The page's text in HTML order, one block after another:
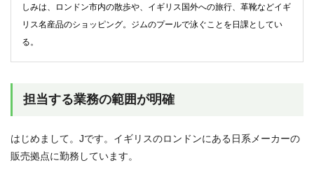
しみは、ロンドン市内の散歩や、イギリス国外への旅行、革靴などイギ
リス名産品のショッピング。ジムのプールで泳ぐことを日課としてい
る。
担当する業務の範囲が明確
はじめまして。Jです。イギリスのロンドンにある日系メーカーの
販売拠点に勤務しています。